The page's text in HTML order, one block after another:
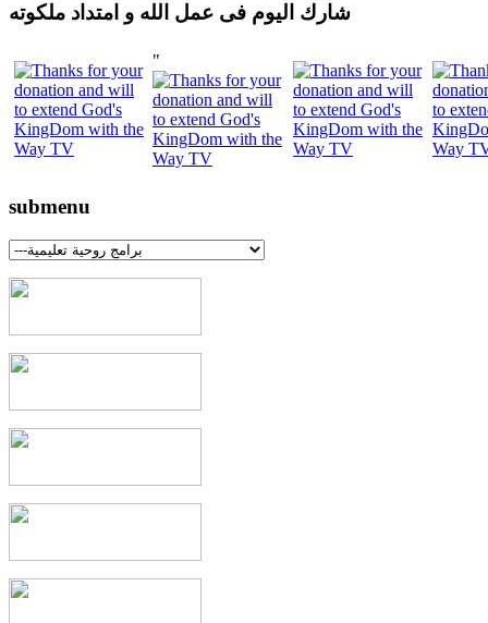
شارك اليوم فى عمل الله و امتداد ملكوته
"
submenu